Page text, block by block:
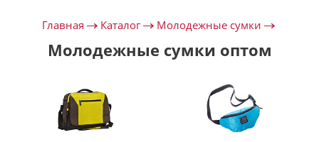
Главная Каталог Молодежные сумки
Молодежные сумки оптом